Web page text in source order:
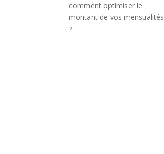
comment optimiser le
montant de vos mensualités
?